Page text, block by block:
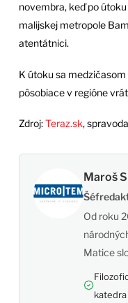
novembra, keď po
malijskej metropole
atentátnici.
K útoku sa
pôsobiace v regióne
Zdroj:Teraz.sk,
Maroš
Od roku
Matice